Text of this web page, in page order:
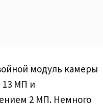
модуль камеры
МП и
2 МП. Немного